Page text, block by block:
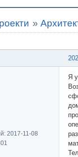
»
2017-11-08
Я